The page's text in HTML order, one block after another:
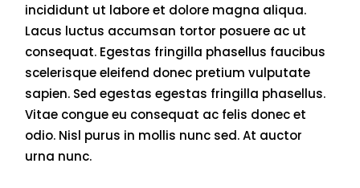
incididunt ut labore et dolore magna aliqua.
Lacus luctus accumsan tortor posuere ac ut
consequat. Egestas fringilla phasellus faucibus
scelerisque eleifend donec pretium vulputate
sapien. Sed egestas egestas fringilla phasellus.
Vitae congue eu consequat ac felis donec et
odio. Nisl purus in mollis nunc sed. At auctor
urna nunc.